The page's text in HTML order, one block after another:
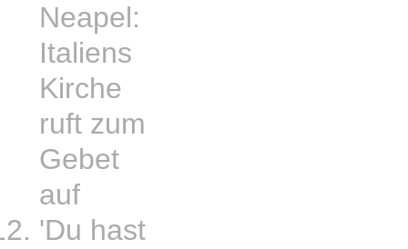
Neapel:
Italiens
Kirche
ruft zum
Gebet
auf
'Du hast